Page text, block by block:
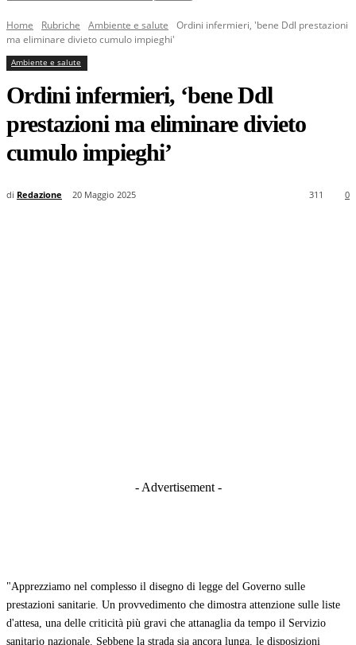
Home Rubriche Ambiente e salute
Ordini infermieri, 'bene Ddl prestazioni
ma eliminare divieto cumulo impieghi'
Ambiente e salute
Ordini infermieri, ‘bene Ddl
prestazioni ma eliminare divieto
cumulo impieghi’
di Redazione 20 Maggio 2025 0
311
- Advertisement -
"Apprezziamo nel complesso il disegno di legge del Governo sulle
prestazioni sanitarie. Un provvedimento che dimostra attenzione sulle liste
d'attesa, una delle criticità più gravi che attanaglia da tempo il Servizio
sanitario nazionale. Sebbene la strada sia ancora lunga, le disposizioni